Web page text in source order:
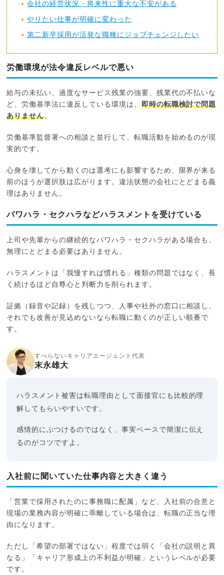
会社の経営状況・将来性に重大な不安がある
やりたい仕事が明確に変わった
第二新卒採用が活発な職種にジョブチェンジしたい
労働環境が法令違反レベルで悪い
給与の未払い、過度なサービス残業の強要、残業代の不払いな
ど、労働基準法に違反している環境は、 即時の転職検討で問題
ありません。
労働基準監督署への相談と並行して、転職活動を始めるのが現
実的です。
心身を壊してから動くのは選考にも影響するため、限界が来る
前のほうが選択肢は広がります。違法状態の会社にとどまる義
理はありません。
パワハラ・セクハラなどハラスメントを受けている
上司や先輩からの継続的なパワハラ・セクハラがある場合も、
無理にとどまる必要はありません。
ハラスメントは「我慢すれば慣れる」種類の問題ではなく、長
く続けるほど自尊心と判断力を削られます。
証拠（録音や記録）を残しつつ、人事や社外の窓口に相談し、
それでも改善が見込めないなら転職に動くのが正しい順番で
す。
すべらないキャリアエージェント代表
末永雄大
ハラスメント被害は転職理由として面接官にも比較的理
解してもらいやすいです。
感情的にぶつけるのではなく、事実ベースで簡潔に伝え
るのがコツですよ。
入社前に聞いていた仕事内容と大きく違う
「営業で採用されたのに事務職に配属」など、入社前の合意と
現場の業務内容が明確に乖離している場合は、転職の正当な理
由になります。
ただし「希望の部署ではない」程度では弱く「会社の説明と異
なる」「キャリア形成上の不利益が明確」というレベルが必要
です。